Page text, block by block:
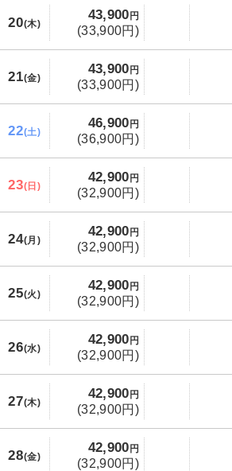
20(木)
43,900 円
(33,900円)
21(金)
43,900 円
(33,900円)
22(土)
46,900 円
(36,900円)
23(日)
42,900 円
(32,900円)
24(月)
42,900 円
(32,900円)
25(火)
42,900 円
(32,900円)
26(水)
42,900 円
(32,900円)
27(木)
42,900 円
(32,900円)
28(金)
42,900 円
(32,900円)